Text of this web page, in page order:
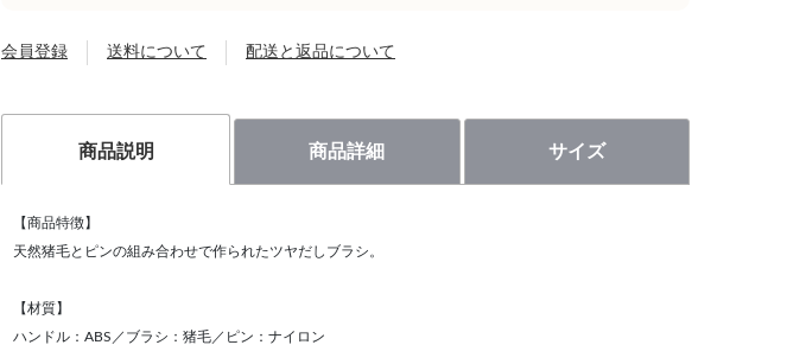
会員登録 送料について 配送と返品について
商品説明 商品詳細 サイズ
【商品特徴】
天然猪毛とピンの組み合わせで作られたツヤだしブラシ。
【材質】
ハンドル：ABS／ブラシ：猪毛／ピン：ナイロン